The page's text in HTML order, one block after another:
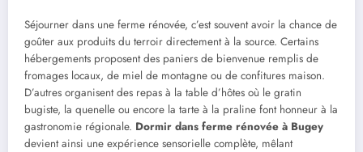
Séjourner dans une ferme rénovée, c’est souvent avoir la chance de
goûter aux produits du terroir directement à la source. Certains
hébergements proposent des paniers de bienvenue remplis de
fromages locaux, de miel de montagne ou de confitures maison.
D’autres organisent des repas à la table d’hôtes où le gratin
bugiste, la quenelle ou encore la tarte à la praline font honneur à la
gastronomie régionale. Dormir dans ferme rénovée à Bugey
devient ainsi une expérience sensorielle complète, mêlant